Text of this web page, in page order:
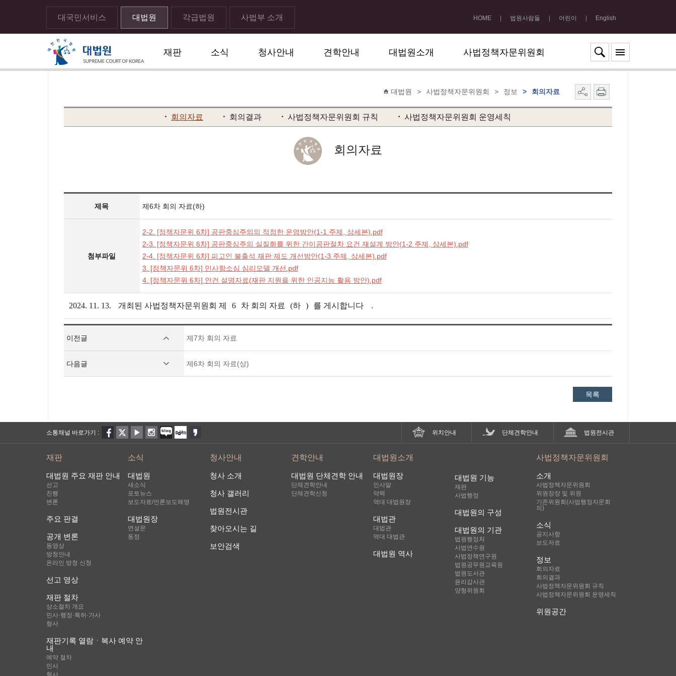
대국민서비스 대법원 각급법원 사법부 소개 HOME 법원사람들 어린이 English
재판 소식 청사안내 견학안내 대법원소개 사법정책자문위원회
메뉴전체보기
대법원 > 사법정책자문위원회 > 정보 > 회의자료
회의자료 회의결과 사법정책자문위원회 규칙 사법정책자문위원회 운영세칙
회의자료
제목 제6차 회의 자료(하)
첨부파일
2-2. [정책자문위 6차] 공판중심주의의 적정한 운영방안(1-1 주제, 상세본).pdf
2-3. [정책자문위 6차] 공판중심주의 실질화를 위한 간이공판절차 요건 재설계 방안(1-2 주제, 상세본).pdf
2-4. [정책자문위 6차] 피고인 불출석 재판 제도 개선방안(1-3 주제, 상세본).pdf
3. [정책자문위 6차] 민사항소심 심리모델 개선.pdf
4. [정책자문위 6차] 안건 설명자료(재판 지원을 위한 인공지능 활용 방안).pdf
2024. 11. 13. 개최된 사법정책자문위원회 제 6 차 회의 자료 (하 ) 를 게시합니다 .
이전글 제7차 회의 자료
다음글 제6차 회의 자료(상)
목록
소통채널 바로가기 : 위치안내 단체견학안내 법원전시관
재판
대법원 주요 재판 안내
선고
진행
변론
주요 판결
공개 변론
동영상
방청안내
온라인 방청 신청
선고 영상
재판 절차
상소절차 개요
민사·행정·특허·가사
형사
재판기록 열람ㆍ복사 예약 안
내
예약 절차
민사
형사
소식
대법원
새소식
포토뉴스
보도자료/언론보도해명
대법원장
연설문
동정
청사안내
청사 소개
청사 갤러리
법원전시관
찾아오시는 길
보안검색
견학안내
대법원 단체견학 안내
단체견학안내
단체견학신청
대법원소개
대법원장
인사말
약력
역대 대법원장
대법관
대법관
역대 대법관
대법원 역사
대법원 기능
재판
사법행정
대법원의 구성
대법원의 기관
법원행정처
사법연수원
사법정책연구원
법원공무원교육원
법원도서관
윤리감사관
양형위원회
사법정책자문위원회
소개
사법정책자문위원회
위원장장 및 위원
기존위원회(사법행정자문회
의)
소식
공지사항
보도자료
정보
회의자료
회의결과
사법정책자문위원회 규칙
사법정책자문위원회 운영세칙
위원공간